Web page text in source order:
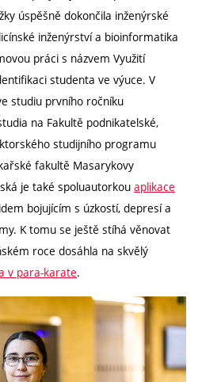
úspěšně dokončila inženýrské
inženýrství a bioinformatika
práci s názvem Využití
studenta ve výuce. V
studiu prvního ročníku
na Fakultě podnikatelské,
studijního programu
fakultě Masarykovy
je také spoluautorkou aplikace
bojujícím s úzkostí, depresí a
K tomu se ještě stíhá věnovat
roce dosáhla na skvělý
v para-karate.